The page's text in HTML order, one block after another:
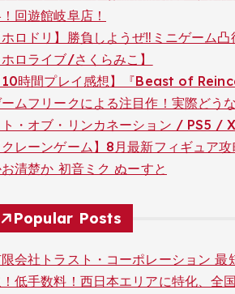
回遊館岐阜店！
ホロドリ】勝負しようぜ‼ミニゲーム凸
ホロライブ/さくらみこ】
10時間プレイ感想】『Beast of
ムフリークによる注目作！実際どう
・オブ・リンカネーション / PS5 /
クレーンゲーム】8月最新フィギュア
清楚か 初音ミク ぬーすと
Popular Posts
会社トラスト・コーポレーション 最
低手数料！西日本エリアに特化、全